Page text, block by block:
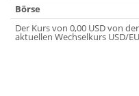
Börse
Der Kurs von 0,00 USD von
aktuellen Wechselkurs USD/